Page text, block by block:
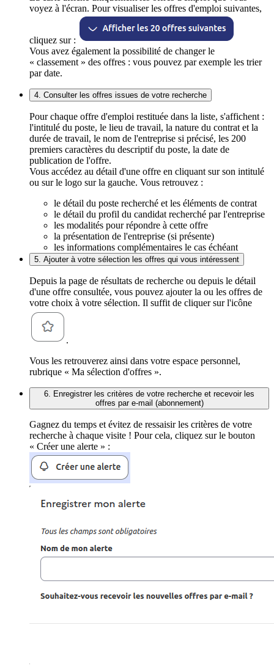
voyez à l'écran. Pour visualiser les offres d'emploi suivantes,
cliquez sur :
Vous avez également la possibilité de changer le
« classement » des offres : vous pouvez par exemple les trier
par date.
4. Consulter les offres issues de votre recherche
Pour chaque offre d'emploi restituée dans la liste, s'affichent :
l'intitulé du poste, le lieu de travail, la nature du contrat et la
durée de travail, le nom de l'entreprise si précisé, les 200
premiers caractères du descriptif du poste, la date de
publication de l'offre.
Vous accédez au détail d'une offre en cliquant sur son intitulé
ou sur le logo sur la gauche. Vous retrouvez :
le détail du poste recherché et les éléments de contrat
le détail du profil du candidat recherché par l'entreprise
les modalités pour répondre à cette offre
la présentation de l'entreprise (si présente)
les informations complémentaires le cas échéant
5. Ajouter à votre sélection les offres qui vous intéressent
Depuis la page de résultats de recherche ou depuis le détail
d'une offre consultée, vous pouvez ajouter la ou les offres de
votre choix à votre sélection. Il suffit de cliquer sur l'icône
.
Vous les retrouverez ainsi dans votre espace personnel,
rubrique « Ma sélection d'offres ».
6. Enregistrer les critères de votre recherche et recevoir les
offres par e-mail (abonnement)
Gagnez du temps et évitez de ressaisir les critères de votre
recherche à chaque visite ! Pour cela, cliquez sur le bouton
« Créer une alerte » :